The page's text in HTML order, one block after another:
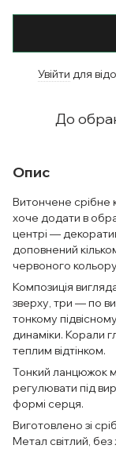
Увійти для
До
Опис
Витончене срібне
хоче додати в
центрі —
доповнений
червоного
Композиція
зверху, три — по
тонкому
динаміки. Корали
теплим відтінком.
Тонкий ланцюжок
регулювати під
формі серця.
Виготовлено зі
Метал світлий, без